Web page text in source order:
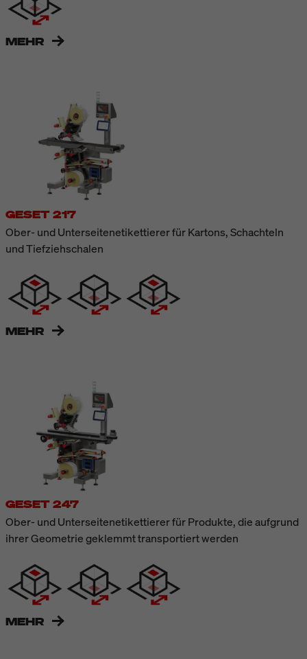
MEHR
GESET 217
Ober- und Unterseitenetikettierer für Kartons, Schachteln
und Tiefziehschalen
MEHR
GESET 247
Ober- und Unterseitenetikettierer für Produkte, die aufgrund
ihrer Geometrie geklemmt transportiert werden
MEHR